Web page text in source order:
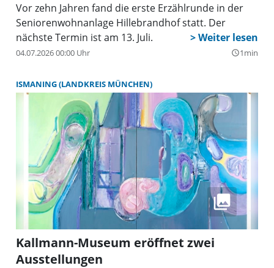
Vor zehn Jahren fand die erste Erzählrunde in der
Seniorenwohnanlage Hillebrandhof statt. Der
nächste Termin ist am 13. Juli.
04.07.2026 00:00 Uhr query_builder1min
ISMANING (LANDKREIS MÜNCHEN)
Kallmann-Museum eröffnet zwei
Ausstellungen